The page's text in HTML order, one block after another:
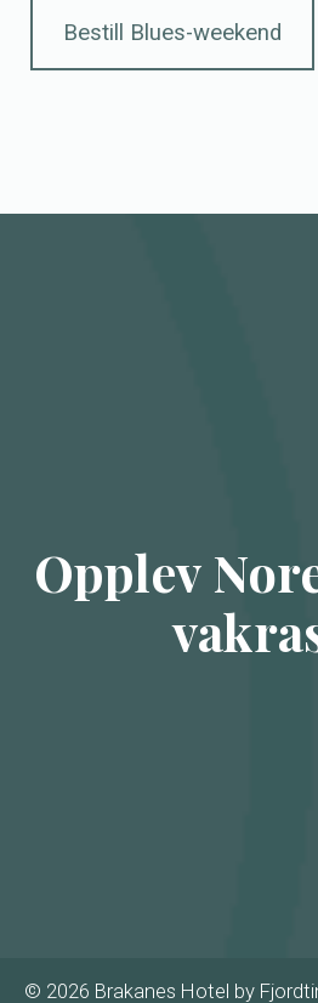
Bestill Blues-weekend
Opplev
© 2026 Brakanes Hotel by